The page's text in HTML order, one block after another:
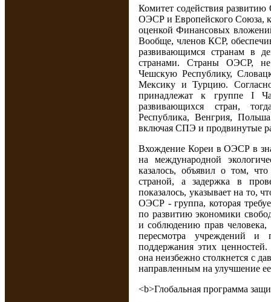
Комитет содействия
ОЭСР и Европейского Союза,
оценкой Финансовых
Вообще, членов КСР,
развивающимся странам в
странами. Страны ОЭСР,
Чешскую Республику,
Мексику и Турцию.
принадлежат к группе I
развивающихся стран,
Республика, Венгрия,
включая СПЭ и продвинутые
Вхождение Кореи в ОЭСР в
на международной
казалось, объявил о том,
страной, а задержка в
показалось, указывает на то,
ОЭСР - группа, которая
по развитию экономики
и соблюдению прав человека,
пересмотра учреждений и
поддержания этих
она неизбежно столкнется с
направленным на улучшение
<b>Глобальная программа